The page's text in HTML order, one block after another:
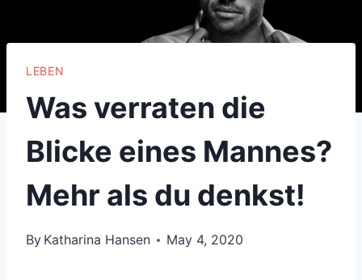
LEBEN
Was verraten die
Blicke eines Mannes?
Mehr als du denkst!
By Katharina Hansen May 4, 2020